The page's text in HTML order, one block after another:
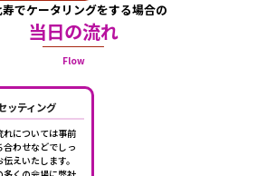
でケータリングをする場合の
当日の流れ
Flow
ッティング
れについては事前
合わせなどでしっ
えいたします。